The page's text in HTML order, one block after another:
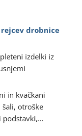
rejcev drobnice
izdelki iz
in kvačkani
otroške
podstavki,…